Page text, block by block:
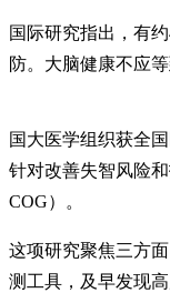
国际研究指出，有
防。大脑健康不应
国大医学组织获全
针对改善失智风险
COG）。
这项研究聚焦三方
测工具，及早发现